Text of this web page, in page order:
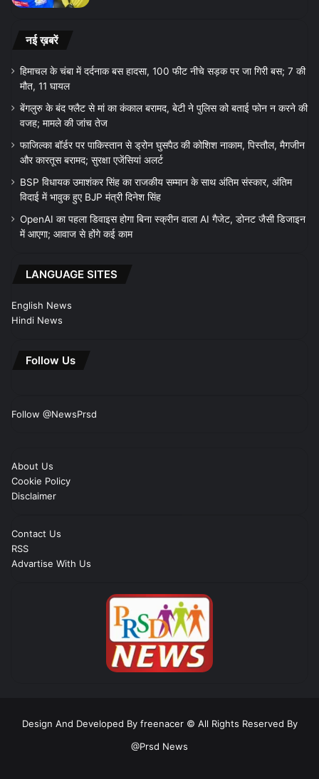
नई ख़बरें
हिमाचल के चंबा में दर्दनाक बस हादसा, 100 फीट नीचे सड़क पर जा गिरी बस; 7 की
मौत, 11 घायल
बेंगलुरु के बंद फ्लैट से मां का कंकाल बरामद, बेटी ने पुलिस को बताई फोन न करने की
वजह; मामले की जांच तेज
फाजिल्का बॉर्डर पर पाकिस्तान से ड्रोन घुसपैठ की कोशिश नाकाम, पिस्तौल, मैगजीन
और कारतूस बरामद; सुरक्षा एजेंसियां अलर्ट
BSP विधायक उमाशंकर सिंह का राजकीय सम्मान के साथ अंतिम संस्कार, अंतिम
विदाई में भावुक हुए BJP मंत्री दिनेश सिंह
OpenAI का पहला डिवाइस होगा बिना स्क्रीन वाला AI गैजेट, डोनट जैसी डिजाइन
में आएगा; आवाज से होंगे कई काम
LANGUAGE SITES
English News
Hindi News
Follow Us
Follow @NewsPrsd
About Us
Cookie Policy
Disclaimer
Contact Us
RSS
Advartise With Us
Design And Developed By freenacer © All Rights Reserved By
@Prsd News